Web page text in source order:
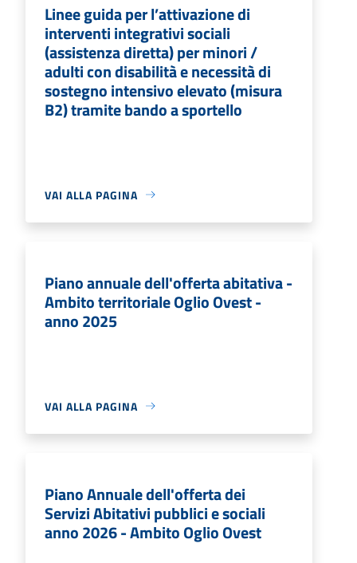
Linee guida per l’attivazione di
interventi integrativi sociali
(assistenza diretta) per minori /
adulti con disabilità e necessità di
sostegno intensivo elevato (misura
B2) tramite bando a sportello
VAI ALLA PAGINA
Piano annuale dell'offerta abitativa -
Ambito territoriale Oglio Ovest -
anno 2025
VAI ALLA PAGINA
Piano Annuale dell'offerta dei
Servizi Abitativi pubblici e sociali
anno 2026 - Ambito Oglio Ovest